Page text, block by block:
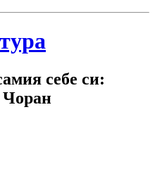
себе си:
Чоран